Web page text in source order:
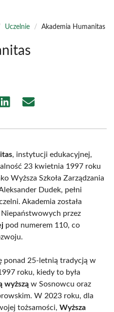
Uczelnie / Akademia Humanitas
Share Share
, instytucji edukacyjnej,
23 kwietnia 1997 roku
Wyższa Szkoła Zarządzania
Dudek, pełni
Akademia została
przez
pod numerem 110, co
ponad 25-letnią tradycją w
roku, kiedy to była
wyższą w Sosnowcu oraz
W 2023 roku, dla
tożsamości, Wyższa